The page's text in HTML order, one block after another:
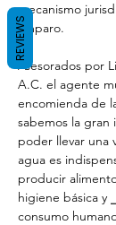
mecanismo
amparo.
Asesorados por
A.C. el agente
encomienda de
sabemos la gran
poder llevar una
agua es
producir
higiene básica y
consumo
REVIEWS